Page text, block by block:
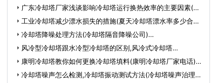
广东冷却塔厂家浅谈影响冷却塔运行换热效率的主要因素(冷
却…工业冷却塔减少漂水损失的措施(夏天冷却塔漂水率多少合适)
… 冷却塔降噪处理方法(冷却塔隔音降噪公司)…
风冷型冷却塔跟水冷型冷却塔的区别,风冷式冷却塔…
康明冷却塔教你如何更换冷却塔填料(康明冷却塔厂家电话)…
冷却塔噪声怎么检测,冷却塔振动测试方法(冷却塔噪声治理)